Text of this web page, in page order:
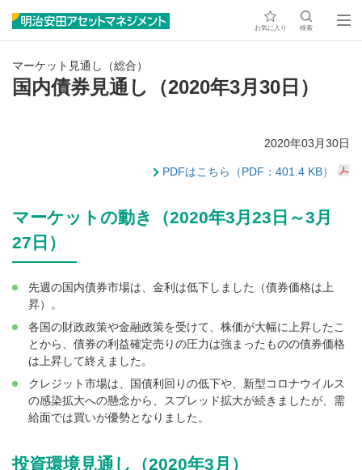
お気に入り 検索
マーケット見通し（総合）
国内債券見通し（2020年3月30日）
2020年03月30日
PDFはこちら（PDF：401.4 KB）
マーケットの動き（2020年3月23日～3月
27日）
先週の国内債券市場は、金利は低下しました（債券価格は上
昇）。
各国の財政政策や金融政策を受けて、株価が大幅に上昇したこ
とから、債券の利益確定売りの圧力は強まったものの債券価格
は上昇して終えました。
クレジット市場は、国債利回りの低下や、新型コロナウイルス
の感染拡大への懸念から、スプレッド拡大が続きましたが、需
給面では買いが優勢となりました。
投資環境見通し（2020年3月）